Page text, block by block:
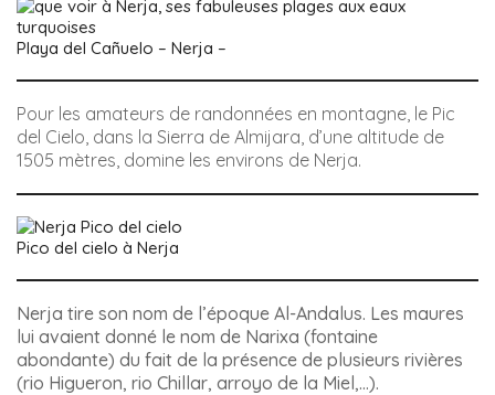
Playa del Cañuelo – Nerja –
Pour les amateurs de randonnées en montagne, le Pic
del Cielo, dans la Sierra de Almijara, d’une altitude de
1505 mètres, domine les environs de Nerja.
Pico del cielo à Nerja
Nerja tire son nom de l’époque Al-Andalus. Les maures
lui avaient donné le nom de Narixa (fontaine
abondante) du fait de la présence de plusieurs rivières
(rio Higueron, rio Chillar, arroyo de la Miel,…).